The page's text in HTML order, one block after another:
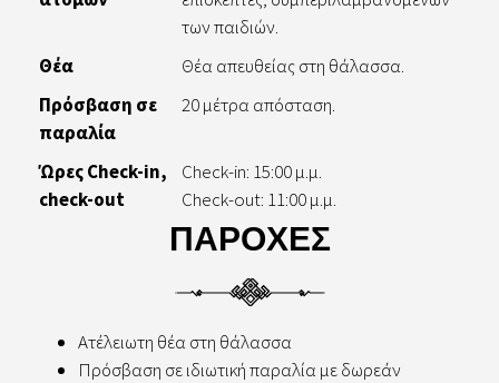
των παιδιών.
Θέα
Θέα απευθείας στη θάλασσα.
Πρόσβαση σε
παραλία
20 μέτρα απόσταση.
Ώρες Check-in,
check-out
Check-in: 15:00 μ.μ.
Check-out: 11:00 μ.μ.
ΠΑΡΟΧΕΣ
Ατέλειωτη θέα στη θάλασσα
Πρόσβαση σε ιδιωτική παραλία με δωρεάν